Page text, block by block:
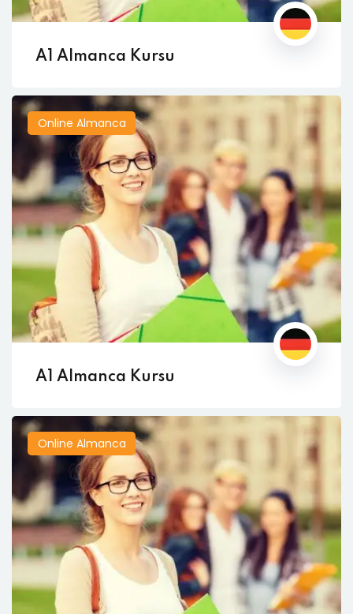
A1 Almanca Kursu
Online Almanca
A1 Almanca Kursu
Online Almanca